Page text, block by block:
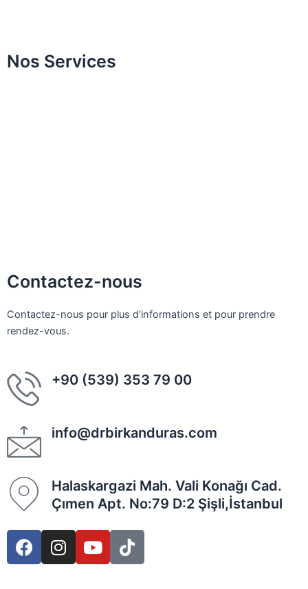
Nos Services
Contactez-nous
Contactez-nous pour plus d’informations et pour prendre
rendez-vous.
+90 (539) 353 79 00
info@drbirkanduras.com
Halaskargazi Mah. Vali Konağı Cad.
Çımen Apt. No:79 D:2 Şişli,İstanbul
F
a
I
n
Y
o
T
i